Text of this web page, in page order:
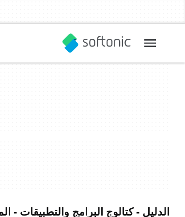
الدليل - كتالوج البرامج